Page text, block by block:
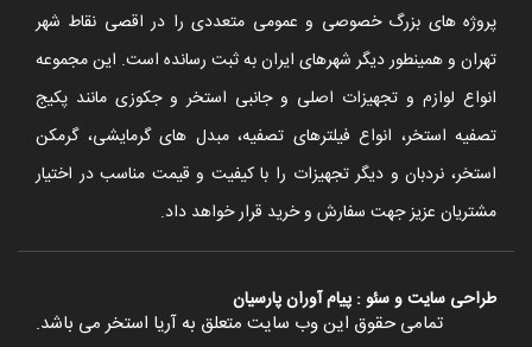
پروژه های بزرگ خصوصی و عمومی متعددی را در اقصی نقاط شهر
تهران و همینطور دیگر شهرهای ایران به ثبت رسانده است. این مجموعه
انواع لوازم و تجهیزات اصلی و جانبی استخر و جکوزی مانند پکیج
تصفیه استخر، انواع فیلترهای تصفیه، مبدل های گرمایشی، گرمکن
استخر، نردبان و دیگر تجهیزات را با کیفیت و قیمت مناسب در اختیار
مشتریان عزیز جهت سفارش و خرید قرار خواهد داد.
طراحی سایتوسئو : پیام آوران پارسیان
تمامی حقوق این وب سایت متعلق به آریا استخر می باشد.